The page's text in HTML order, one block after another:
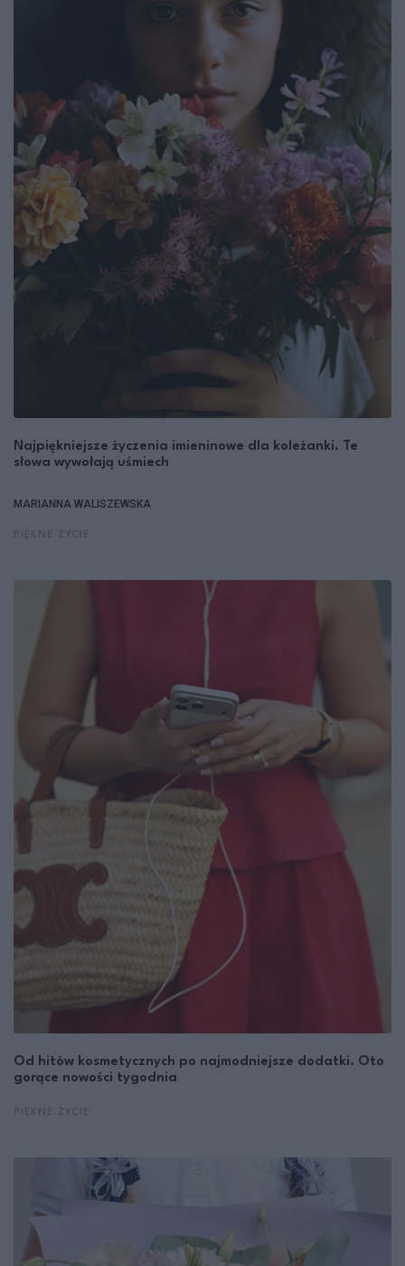
Najpiękniejsze życzenia imieninowe dla koleżanki. Te
słowa wywołają uśmiech
MARIANNA WALISZEWSKA
Od hitów kosmetycznych po najmodniejsze dodatki. Oto
gorące nowości tygodnia